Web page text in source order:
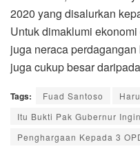
2020 yang disalurkan
Untuk dimaklumi
juga neraca
juga cukup besar
Tags: Fuad Santoso
Itu Bukti Pak Gubernur
Penghargaan Kepada 3